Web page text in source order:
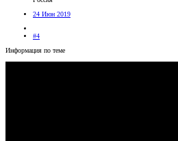
24 Июн 2019
#4
Информация по теме